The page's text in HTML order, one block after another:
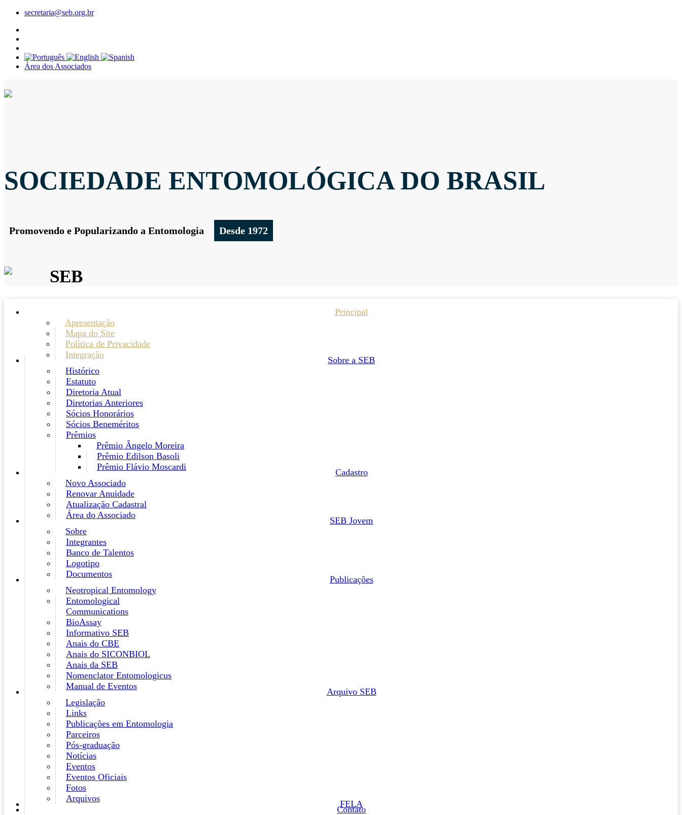
secretaria@seb.org.br
Área dos Associados
SOCIEDADE ENTOMOLÓGICA DO BRASIL
Promovendo e Popularizando a Entomologia Desde 1972
SEB
Principal
Apresentação
Mapa do Site
Política de Privacidade
Integração
Sobre a SEB
Histórico
Estatuto
Diretoria Atual
Diretorias Anteriores
Sócios Honorários
Sócios Beneméritos
Prêmios
Prêmio Ângelo Moreira
Prêmio Edilson Basoli
Prêmio Flávio Moscardi
Cadastro
Novo Associado
Renovar Anuidade
Atualização Cadastral
Área do Associado
SEB Jovem
Sobre
Integrantes
Banco de Talentos
Logotipo
Documentos
Publicações
Neotropical Entomology
Entomological
Communications
BioAssay
Informativo SEB
Anais do CBE
Anais do SICONBIOL
Anais da SEB
Nomenclator Entomologicus
Manual de Eventos
Arquivo SEB
Legislação
Links
Publicações em Entomologia
Parceiros
Pós-graduação
Notícias
Eventos
Eventos Oficiais
Fotos
Arquivos
FELA
Contato